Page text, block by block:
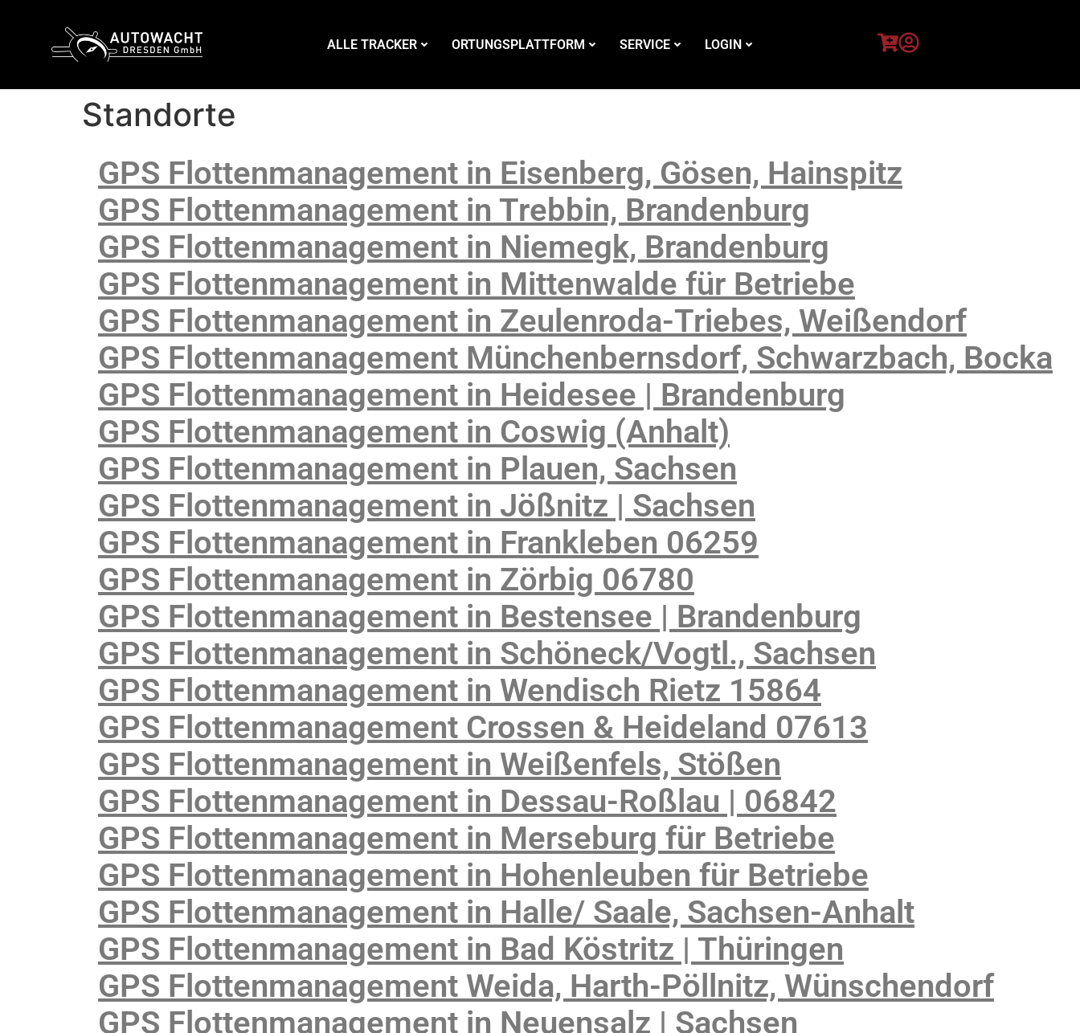
ALLE TRACKER ORTUNGSPLATTFORM SERVICE LOGIN
Standorte
GPS Flottenmanagement in Eisenberg, Gösen, Hainspitz
GPS Flottenmanagement in Trebbin, Brandenburg
GPS Flottenmanagement in Niemegk, Brandenburg
GPS Flottenmanagement in Mittenwalde für Betriebe
GPS Flottenmanagement in Zeulenroda-Triebes, Weißendorf
GPS Flottenmanagement Münchenbernsdorf, Schwarzbach, Bocka
GPS Flottenmanagement in Heidesee | Brandenburg
GPS Flottenmanagement in Coswig (Anhalt)
GPS Flottenmanagement in Plauen, Sachsen
GPS Flottenmanagement in Jößnitz | Sachsen
GPS Flottenmanagement in Frankleben 06259
GPS Flottenmanagement in Zörbig 06780
GPS Flottenmanagement in Bestensee | Brandenburg
GPS Flottenmanagement in Schöneck/Vogtl., Sachsen
GPS Flottenmanagement in Wendisch Rietz 15864
GPS Flottenmanagement Crossen & Heideland 07613
GPS Flottenmanagement in Weißenfels, Stößen
GPS Flottenmanagement in Dessau-Roßlau | 06842
GPS Flottenmanagement in Merseburg für Betriebe
GPS Flottenmanagement in Hohenleuben für Betriebe
GPS Flottenmanagement in Halle/ Saale, Sachsen-Anhalt
GPS Flottenmanagement in Bad Köstritz | Thüringen
GPS Flottenmanagement Weida, Harth-Pöllnitz, Wünschendorf
GPS Flottenmanagement in Neuensalz | Sachsen